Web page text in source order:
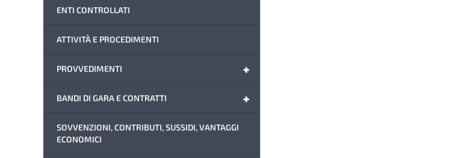
ENTI CONTROLLATI
ATTIVITÀ E PROCEDIMENTI
+
PROVVEDIMENTI
+
BANDI DI GARA E CONTRATTI
SOVVENZIONI, CONTRIBUTI, SUSSIDI, VANTAGGI
ECONOMICI